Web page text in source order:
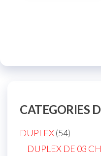
CATEGORIES
DUPLEX 5454
products
DUPLEX DE 03